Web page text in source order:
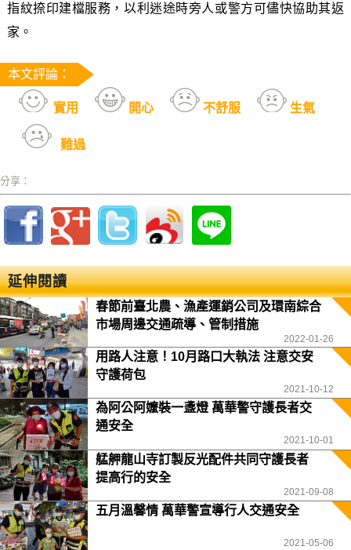
指紋捺印建檔服務，以利迷途時旁人或警方可儘快協助其返
家。
本文評論：
實用 開心 不舒服 生氣
難過
分享：
延伸閱讀
春節前臺北農、漁產運銷公司及環南綜合
市場周邊交通疏導、管制措施
2022-01-26
用路人注意！10月路口大執法 注意交安
守護荷包
2021-10-12
為阿公阿嬤裝一盞燈 萬華警守護長者交
通安全
2021-10-01
艋舺龍山寺訂製反光配件共同守護長者
提高行的安全
2021-09-08
五月溫馨情 萬華警宣導行人交通安全
2021-05-06